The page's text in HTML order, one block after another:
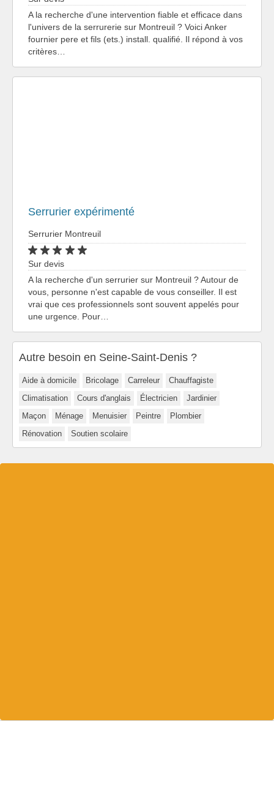
A la recherche d'une intervention fiable et efficace dans
l'univers de la serrurerie sur Montreuil ? Voici Anker
fournier pere et fils (ets.) install. qualifié. Il répond à vos
critères…
Serrurier expérimenté
Serrurier Montreuil
Sur devis
A la recherche d'un serrurier sur Montreuil ? Autour de
vous, personne n'est capable de vous conseiller. Il est
vrai que ces professionnels sont souvent appelés pour
une urgence. Pour…
Autre besoin en Seine-Saint-Denis ?
Aide à domicile Bricolage Carreleur
Chauffagiste
Climatisation
Cours d'anglais Électricien
Jardinier
Maçon
Ménage Menuisier Peintre
Plombier
Rénovation
Soutien scolaire